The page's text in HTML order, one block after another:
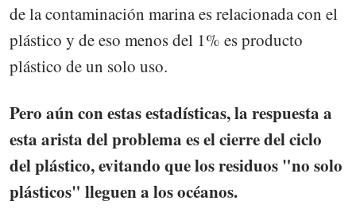
de la contaminación marina es relacionada con el
plástico y de eso menos del 1% es producto
plástico de un solo uso.
Pero aún con estas estadísticas, la respuesta a
esta arista del problema es el cierre del ciclo
del plástico, evitando que los residuos "no solo
plásticos" lleguen a los océanos.